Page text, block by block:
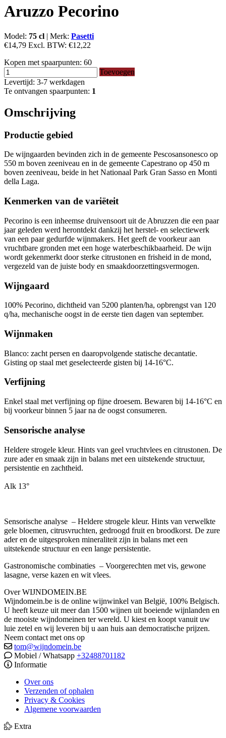
Aruzzo Pecorino
Model: 75 cl | Merk: Pasetti
€14,79 Excl. BTW: €12,22
Kopen met spaarpunten: 60
Toevoegen
Levertijd: 3-7 werkdagen
Te ontvangen spaarpunten: 1
Omschrijving
Productie gebied
De wijngaarden bevinden zich in de gemeente Pescosansonesco op
550 m boven zeeniveau en in de gemeente Capestrano op 450 m
boven zeeniveau, beide in het Nationaal Park Gran Sasso en Monti
della Laga.
Kenmerken van de variëteit
Pecorino is een inheemse druivensoort uit de Abruzzen die een paar
jaar geleden werd herontdekt dankzij het herstel- en selectiewerk
van een paar gedurfde wijnmakers. Het geeft de voorkeur aan
vruchtbare gronden met een hoge waterbeschikbaarheid. De wijn
wordt gekenmerkt door sterke citrustonen en frisheid in de mond,
vergezeld van de juiste body en smaakdoorzettingsvermogen.
Wijngaard
100% Pecorino, dichtheid van 5200 planten/ha, opbrengst van 120
q/ha, mechanische oogst in de eerste tien dagen van september.
Wijnmaken
Blanco: zacht persen en daaropvolgende statische decantatie.
Gisting op staal met geselecteerde gisten bij 14-16°C.
Verfijning
Enkel staal met verfijning op fijne droesem. Bewaren bij 14-16°C en
bij voorkeur binnen 5 jaar na de oogst consumeren.
Sensorische analyse
Heldere strogele kleur. Hints van geel vruchtvlees en citrustonen. De
zure ader en smaak zijn in balans met een uitstekende structuur,
persistentie en zachtheid.
Alk 13°
Sensorische analyse – Heldere strogele kleur. Hints van verwelkte
gele bloemen, citrusvruchten, gedroogd fruit en broodkorst. De zure
ader en de uitgesproken mineraliteit zijn in balans met een
uitstekende structuur en een lange persistentie.
Gastronomische combinaties – Voorgerechten met vis, gewone
lasagne, verse kazen en wit vlees.
Over WIJNDOMEIN.BE
Wijndomein.be is de online wijnwinkel van België, 100% Belgisch.
U heeft keuze uit meer dan 1500 wijnen uit boeiende wijnlanden en
de mooiste wijndomeinen ter wereld. U kiest en koopt vanuit uw
luie zetel en wij leveren bij u aan huis aan democratische prijzen.
Neem contact met ons op
tom@wijndomein.be
Mobiel / Whatsapp +32488701182
Informatie
Over ons
Verzenden of ophalen
Privacy & Cookies
Algemene voorwaarden
Extra